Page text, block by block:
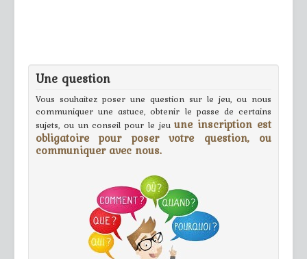
Une question
Vous souhaitez poser une question sur le jeu, ou nous
communiquer une astuce, obtenir le passe de certains
sujets, ou un conseil pour le jeuune inscription est
obligatoire pour poser votre question, ou
communiquer avec nous.